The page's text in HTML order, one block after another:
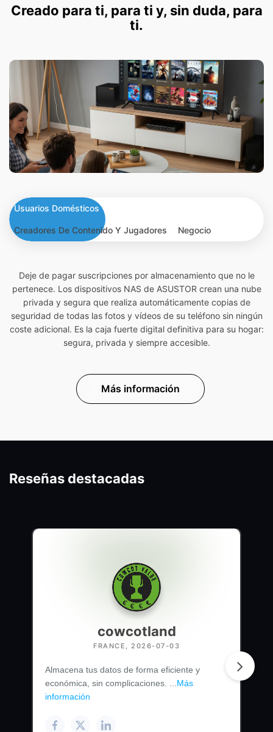
Creado para ti, para ti y, sin duda, para
ti.
Usuarios Domésticos
Creadores De Contenido Y Jugadores Negocio
Deje de pagar suscripciones por almacenamiento que no le
pertenece. Los dispositivos NAS de ASUSTOR crean una nube
privada y segura que realiza automáticamente copias de
seguridad de todas las fotos y vídeos de su teléfono sin ningún
coste adicional. Es la caja fuerte digital definitiva para su hogar:
segura, privada y siempre accesible.
Más información
Reseñas destacadas
cowcotland
FRANCE, 2026-07-03
Almacena tus datos de forma eficiente y
económica, sin complicaciones. ... Más
información